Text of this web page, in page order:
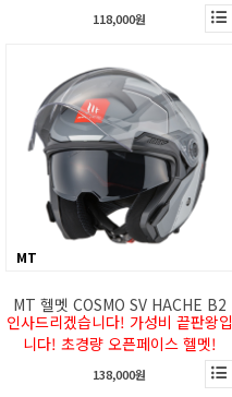
118,000원
MT
MT 헬멧 COSMO SV HACHE B2
인사드리겠습니다! 가성비 끝판왕입
니다! 초경량 오픈페이스 헬멧!
138,000원